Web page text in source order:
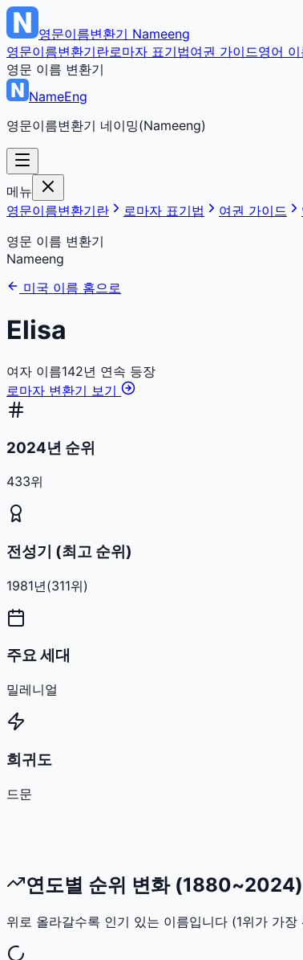
영문이름변환기 Nameeng
영문이름변환기란로마자 표기법여권 가이드영어
영문 이름 변환기
NameEng
영문이름변환기 네이밍(Nameeng)
메뉴
영문이름변환기란
로마자 표기법 여권 가이드
영문 이름 변환기
Nameeng
미국 이름 홈으로
Elisa
여자 이름142년 연속 등장
로마자 변환기 보기
2024년 순위
433위
전성기 (최고 순위)
1981년(311위)
주요 세대
밀레니얼
희귀도
드문
연도별 순위 변화 (1880~2024)
위로 올라갈수록 인기 있는 이름입니다 (1위가 가장